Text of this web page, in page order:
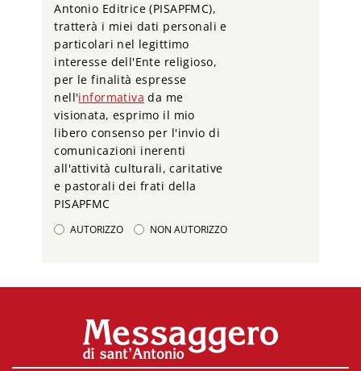
Antonio Editrice (PISAPFMC),
tratterà i miei dati personali e
particolari nel legittimo
interesse dell'Ente religioso,
per le finalità espresse
nell'informativa da me
visionata, esprimo il mio
libero consenso per l'invio di
comunicazioni inerenti
all'attività culturali, caritative
e pastorali dei frati della
PISAPFMC
AUTORIZZO NON AUTORIZZO